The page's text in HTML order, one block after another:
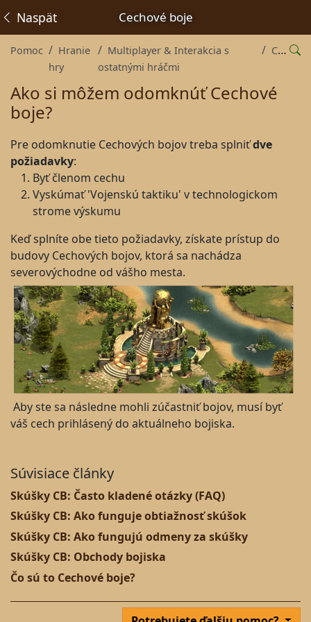
Cechové boje
Naspäť
Pomoc
Hranie
hry
Multiplayer & Interakcia s
ostatnými hráčmi
Cechy
Ako si môžem odomknúť Cechové
boje?
Pre odomknutie Cechových bojov treba splniťdve
požiadavky:
Byť členom cechu
Vyskúmať 'Vojenskú taktiku' v technologickom
strome výskumu
Keď splníte obe tieto požiadavky, získate prístup do
budovy Cechových bojov, ktorá sa nachádza
severovýchodne od vášho mesta.
Aby ste sa následne mohli zúčastniť bojov, musí byť
váš cech prihlásený do aktuálneho bojiska.
Súvisiace články
Skúšky CB: Často kladené otázky (FAQ)
Skúšky CB: Ako funguje obtiažnosť skúšok
Skúšky CB: Ako fungujú odmeny za skúšky
Skúšky CB: Obchody bojiska
Čo sú to Cechové boje?